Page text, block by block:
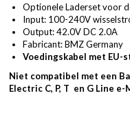
Optionele Laderset voor
Input: 100-240V
Output: 42.0V DC 2.0A
Fabricant: BMZ Germany
Voedingskabel met
Niet compatibel met een
Electric C, P, T en G Line e-